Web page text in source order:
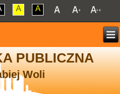
A A
PUBLICZNA
Woli